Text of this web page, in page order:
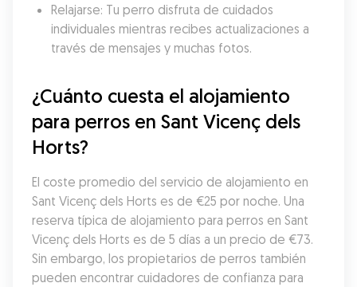
Relajarse: Tu perro disfruta de cuidados
individuales mientras recibes actualizaciones a
través de mensajes y muchas fotos.
¿Cuánto cuesta el alojamiento
para perros en Sant Vicenç dels
Horts?
El coste promedio del servicio de alojamiento en
Sant Vicenç dels Horts es de €25 por noche. Una
reserva típica de alojamiento para perros en Sant
Vicenç dels Horts es de 5 días a un precio de €73.
Sin embargo, los propietarios de perros también
pueden encontrar cuidadores de confianza para